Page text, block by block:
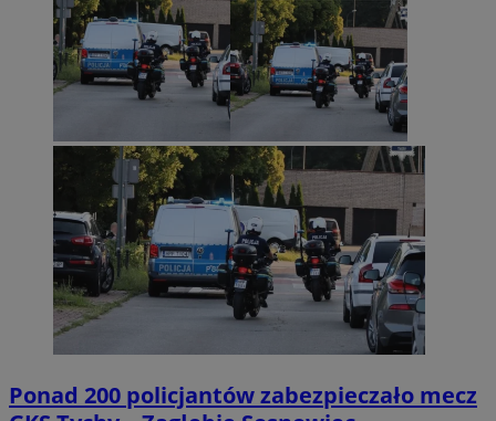
Ponad 200 policjantów zabezpieczało mecz